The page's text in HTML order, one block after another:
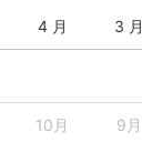
4 月 3 月
10月 9月